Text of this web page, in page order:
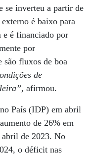
se inverteu a partir de
é baixo para
e é financiado por
por
são fluxos de boa
de
, afirmou.
País (IDP) em abril
de 26% em
abril de 2023. No
o déficit nas